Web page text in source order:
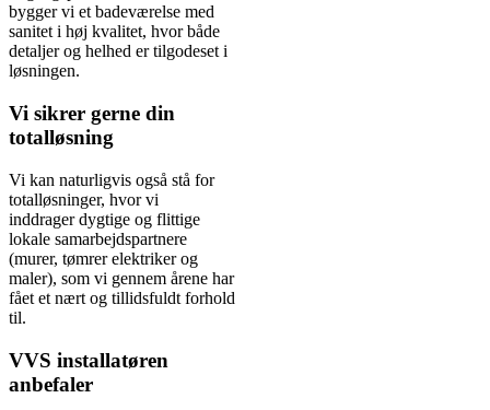
bygger vi et badeværelse med
sanitet i høj kvalitet, hvor både
detaljer og helhed er tilgodeset i
løsningen.
Vi sikrer gerne din
totalløsning
Vi kan naturligvis også stå for
totalløsninger, hvor vi
inddrager dygtige og flittige
lokale samarbejdspartnere
(murer, tømrer elektriker og
maler), som vi gennem årene har
fået et nært og tillidsfuldt forhold
til.
VVS installatøren
anbefaler